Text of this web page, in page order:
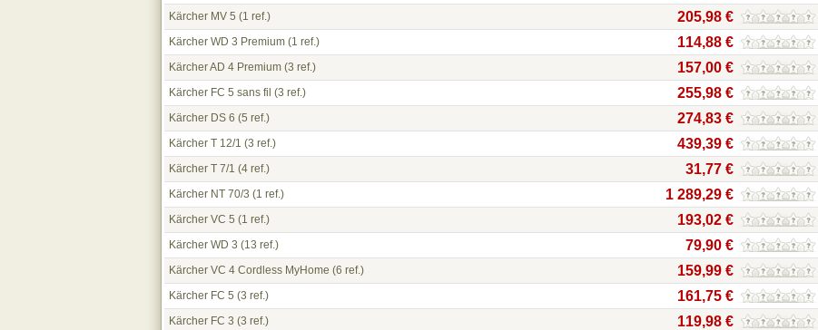
Kärcher MV 5 (1 ref.) 205,98 €
Kärcher WD 3 Premium (1 ref.) 114,88 €
Kärcher AD 4 Premium (3 ref.) 157,00 €
Kärcher FC 5 sans fil (3 ref.) 255,98 €
Kärcher DS 6 (5 ref.) 274,83 €
Kärcher T 12/1 (3 ref.) 439,39 €
Kärcher T 7/1 (4 ref.) 31,77 €
Kärcher NT 70/3 (1 ref.) 1 289,29 €
Kärcher VC 5 (1 ref.) 193,02 €
Kärcher WD 3 (13 ref.) 79,90 €
Kärcher VC 4 Cordless MyHome (6 ref.) 159,99 €
Kärcher FC 5 (3 ref.) 161,75 €
Kärcher FC 3 (3 ref.) 119,98 €